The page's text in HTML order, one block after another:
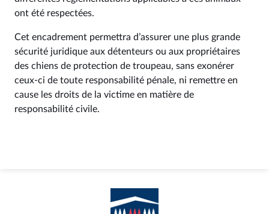
ont été respectées.
Cet encadrement permettra d’assurer une plus grande
sécurité juridique aux détenteurs ou aux propriétaires
des chiens de protection de troupeau, sans exonérer
ceux-ci de toute responsabilité pénale, ni remettre en
cause les droits de la victime en matière de
responsabilité civile.